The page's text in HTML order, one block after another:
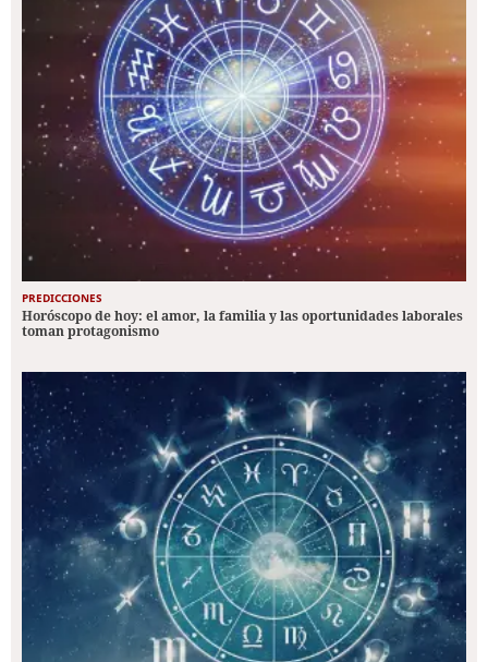
PREDICCIONES
Horóscopo de hoy: el amor, la familia y las oportunidades laborales
toman protagonismo